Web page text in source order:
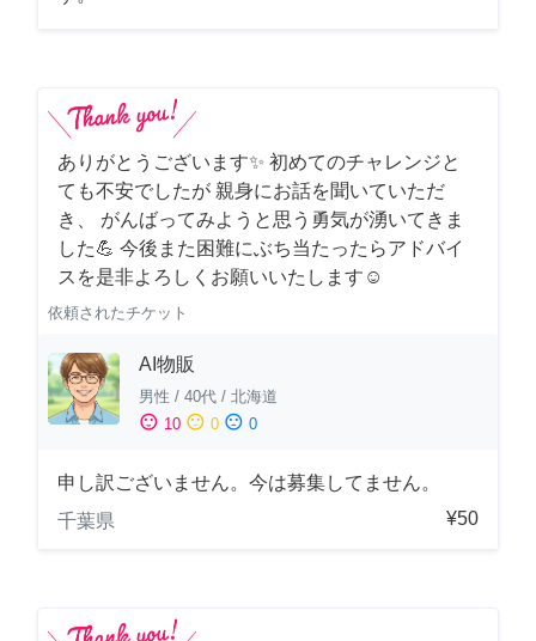
ありがとうございます✨ 初めてのチャレンジと
ても不安でしたが 親身にお話を聞いていただ
き、 がんばってみようと思う勇気が湧いてきま
した💪 今後また困難にぶち当たったらアドバイ
スを是非よろしくお願いいたします☺️
依頼されたチケット
AI物販
男性 / 40代 / 北海道
sentiment_satisfied 10 sentiment_neutral 0 sentiment_dissatisfied 0
申し訳ございません。今は募集してません。
千葉県
¥50